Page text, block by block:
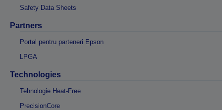
Safety Data Sheets
Partners
Portal pentru parteneri Epson
LPGA
Technologies
Tehnologie Heat-Free
PrecisionCore